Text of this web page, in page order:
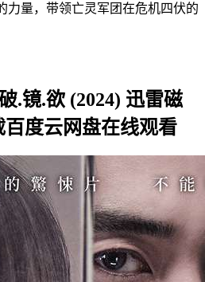
力量，带领亡灵军团在危机四伏的
.镜.欲 (2024) 迅雷磁
度云网盘在线观看